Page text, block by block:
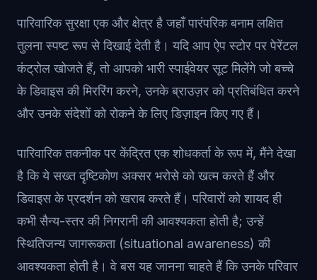
पारिवारिक सुरक्षा एक और क्षेत्र है जहाँ पारंपरिक बनाम लक्षित
तुलना स्पष्ट रूप से दिखाई देती है। यदि आप ऐप स्टोर पर पेरेंटल
कंट्रोल खोजते हैं, तो आपको भारी स्पाईवेयर सूट मिलेंगे जो बच्चे
के डिवाइस की मिररिंग करने, उनके ब्राउज़र को प्रतिबंधित करने
और उनके संदेशों को रोकने के लिए डिज़ाइन किए गए हैं।
पारिवारिक तकनीक पर केंद्रित एक शोधकर्ता के रूप में, मैंने देखा
है कि ये सख्त दृष्टिकोण अक्सर भरोसे को खत्म करते हैं और
डिवाइस के प्रदर्शन को खराब करते हैं। परिवारों को शायद ही
कभी सैन्य-स्तर की निगरानी की आवश्यकता होती है; उन्हें
स्थितिजन्य जागरूकता (situational awareness) की
आवश्यकता होती है। वे बस यह जानना चाहते हैं कि उनके परिवार